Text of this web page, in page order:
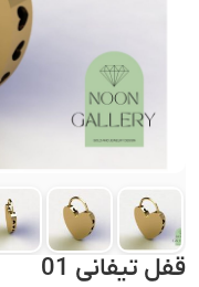
قفل تیفانی 01